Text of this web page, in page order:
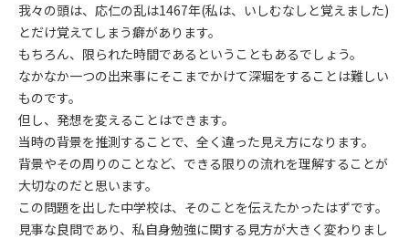
我々の頭は、応仁の乱は1467年(私は、いしむなしと覚えました)
とだけ覚えてしまう癖があります。
もちろん、限られた時間であるということもあるでしょう。
なかなか一つの出来事にそこまでかけて深堀をすることは難しい
ものです。
但し、発想を変えることはできます。
当時の背景を推測することで、全く違った見え方になります。
背景やその周りのことなど、できる限りの流れを理解することが
大切なのだと思います。
この問題を出した中学校は、そのことを伝えたかったはずです。
見事な良問であり、私自身勉強に関する見方が大きく変わりまし